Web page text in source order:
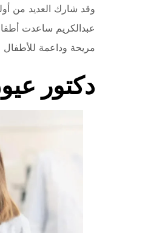
وقد شارك العديد من
عبدالكريم ساعدت
مريحة وداعمة للأطفال
دكتور